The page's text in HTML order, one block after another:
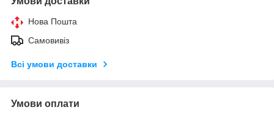
Нова Пошта
Самовивіз
Всі умови доставки
Умови оплати